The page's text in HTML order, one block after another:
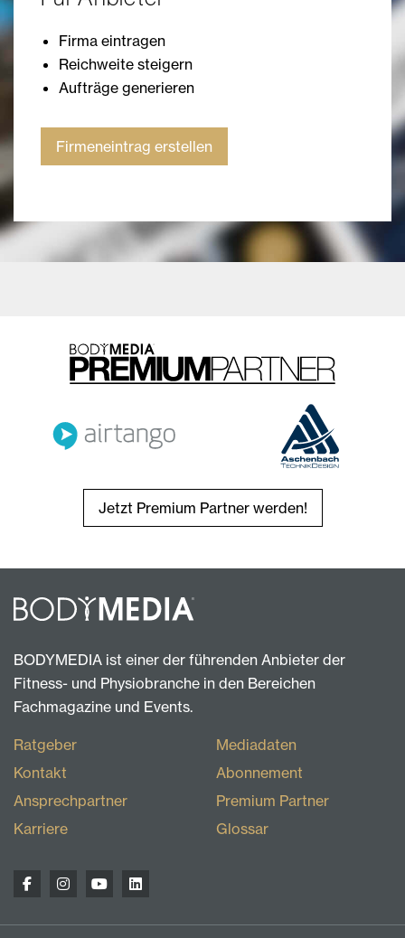
Firma eintragen
Reichweite steigern
Aufträge generieren
Firmeneintrag erstellen
Jetzt Premium Partner werden!
BODYMEDIA ist einer der führenden Anbieter der
Fitness- und Physiobranche in den Bereichen
Fachmagazine und Events.
Ratgeber
Kontakt
Ansprechpartner
Karriere
Mediadaten
Abonnement
Premium Partner
Glossar